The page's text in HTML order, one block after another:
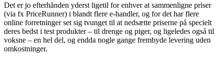
Det er jo efterhånden yderst ligetil for enhver at sammenligne priser
(via fx PriceRunner) i blandt flere e-handler, og for det har flere
online forretninger set sig tvunget til at nedsætte priserne på specielt
deres bedst i test produkter – til drenge og piger, og ligeledes også til
voksne – en hel del, og endda nogle gange frembyde levering uden
omkostninger.